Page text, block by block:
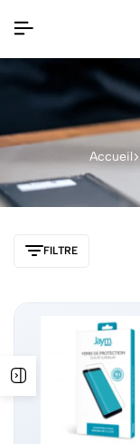
Accueil
FILTRE